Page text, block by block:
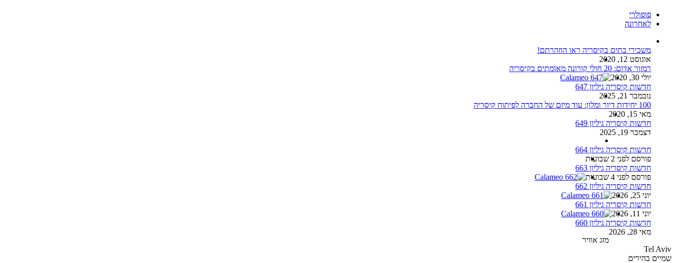
פופולרי
לאחרונה
משכירי בתים בקיסריה ראו הוזהרתם!
אוגוסט 12, 2020
רמזור אדום: 20 חולי קורונה מאומתים בקיסריה
יולי 30, 2020
חדשות קיסריה גיליון 647
נובמבר 21, 2025
100 יחידות דיור ומלון: עוד מיזם של החברה לפיתוח קיסריה
מאי 15, 2020
חדשות קיסריה גיליון 649
דצמבר 19, 2025
חדשות קיסריה גיליון 664
פורסם לפני 2 שבועות
חדשות קיסריה גיליון 663
פורסם לפני 4 שבועות
חדשות קיסריה גיליון 662
יוני 25, 2026
חדשות קיסריה גיליון 661
יוני 11, 2026
חדשות קיסריה גיליון 660
מאי 28, 2026
מזג אוויר
Tel Aviv
שמיים בהירים